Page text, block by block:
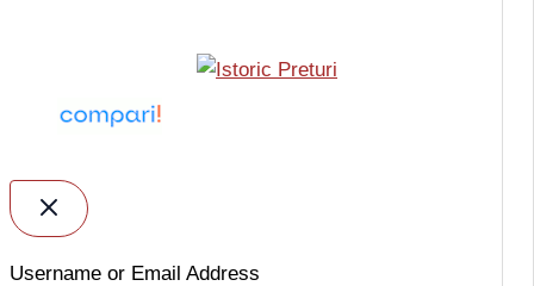
Username or Email Address